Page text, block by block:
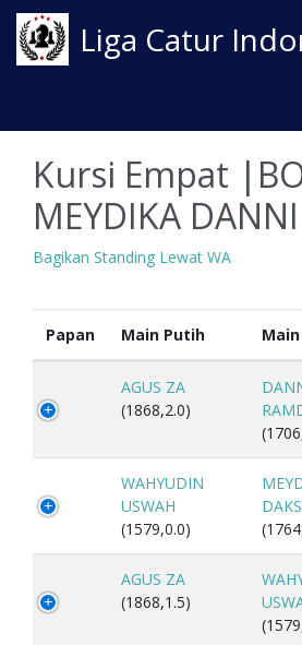
Liga Catur
Kursi Empat
MEYDIKA
Bagikan Standing Lewat WA
Papan Main Putih
AGUS ZA
(1868,2.0)
WAHYUDIN
USWAH
(1579,0.0)
AGUS ZA
(1868,1.5)